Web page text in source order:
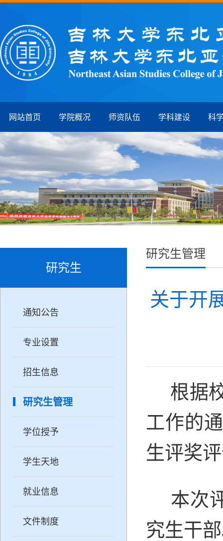
网站首页 学院概况 师资队伍 学科建设 科
研究生
通知公告
专业设置
招生信息
研究生管理
学位授予
学生天地
就业信息
文件制度
研究生管理
关于开
根据
工作的
生评奖
本次
究生干